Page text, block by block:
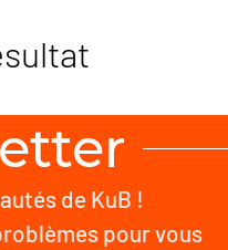
de KuB !
pour vous